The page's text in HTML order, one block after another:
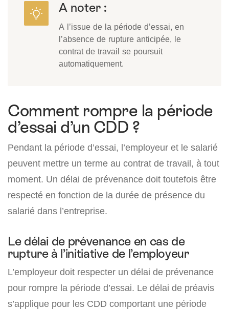
A noter :
A l’issue de la période d’essai, en
l’absence de rupture anticipée, le
contrat de travail se poursuit
automatiquement.
Comment rompre la période
d’essai d’un CDD ?
Pendant la période d’essai, l’employeur et le salarié
peuvent mettre un terme au contrat de travail, à tout
moment. Un délai de prévenance doit toutefois être
respecté en fonction de la durée de présence du
salarié dans l’entreprise.
Le délai de prévenance en cas de
rupture à l’initiative de l’employeur
L’employeur doit respecter un délai de prévenance
pour rompre la période d’essai. Le délai de préavis
s’applique pour les CDD comportant une période